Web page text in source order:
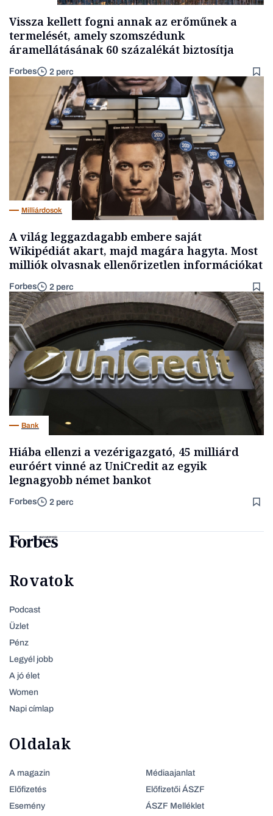
Vissza kellett fogni annak az erőműnek a
termelését, amely szomszédunk
áramellátásának 60 százalékát biztosítja
Forbes 2 perc
Milliárdosok
A világ leggazdagabb embere saját
Wikipédiát akart, majd magára hagyta. Most
milliók olvasnak ellenőrizetlen információkat
Forbes 2 perc
Bank
Hiába ellenzi a vezérigazgató, 45 milliárd
euróért vinné az UniCredit az egyik
legnagyobb német bankot
Forbes 2 perc
Rovatok
Podcast
Üzlet
Pénz
Legyél jobb
A jó élet
Women
Napi címlap
Oldalak
A magazin
Előfizetés
Esemény
Médiaajanlat
Előfizetői ÁSZF
ÁSZF Melléklet